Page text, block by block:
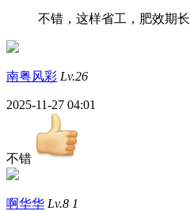
不错，这样省工，肥效期长
南粤风彩 Lv.26
2025-11-27 04:01
不错
啊华华 Lv.8 1